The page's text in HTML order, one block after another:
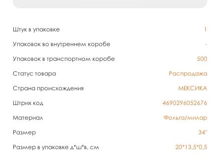
Штук в упаковке
1
Упаковок во внутреннем коробе
-
Упаковок в транспортном коробе
500
Статус товара
Распродажа
Страна происхождения
МЕКСИКА
Штрих код
4690296052676
Материал
Фольга/милар
Размер
34"
Размер в упаковке д*ш*в, см
20*13,5*0,5